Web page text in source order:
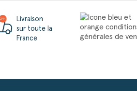
Livraison
sur toute la
France